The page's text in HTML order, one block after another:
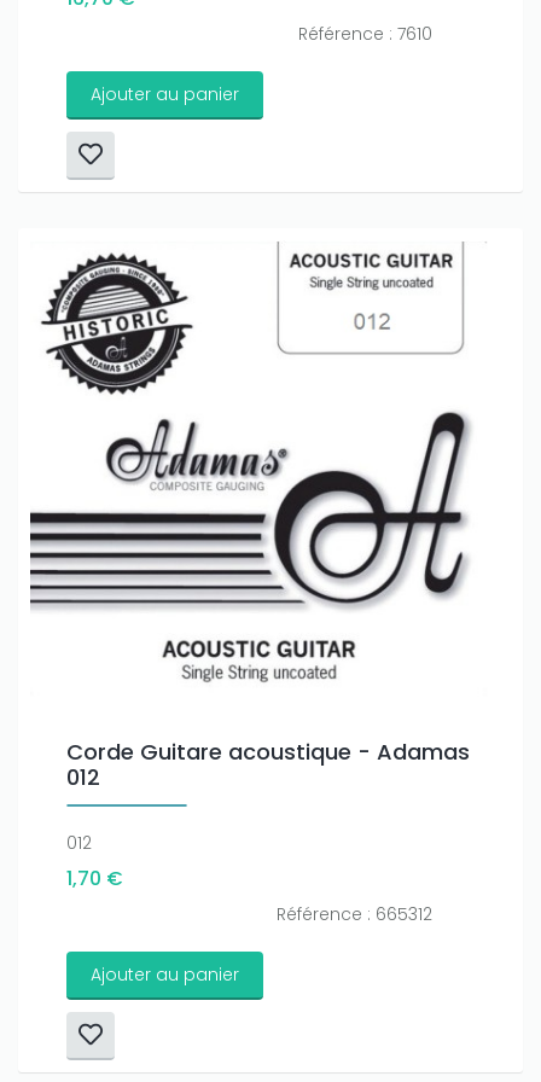
Référence : 7610
Ajouter au panier
Corde Guitare acoustique - Adamas
012
012
1,70 €
Référence : 665312
Ajouter au panier